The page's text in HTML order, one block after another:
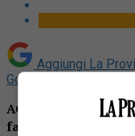
Aggiungi La
Google
AGGIORNAMENTO
fa al pronto